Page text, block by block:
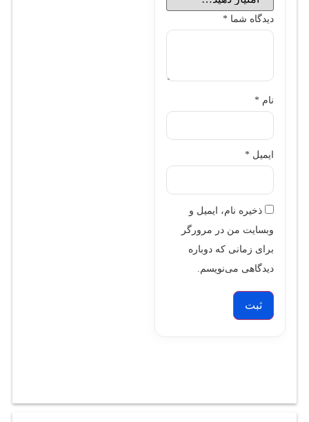
دیدگاه شما *
نام *
ایمیل *
ذخیره نام، ایمیل و
وبسایت من در مرورگر
برای زمانی که دوباره
دیدگاهی می‌نویسم.